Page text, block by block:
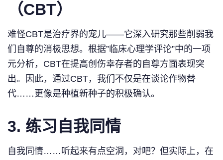
（CBT）
难怪CBT是治疗界的宠儿——它深入研究那些削弱我
们自尊的消极思想。根据”临床心理学评论”中的一项
元分析，CBT在提高创伤幸存者的自尊方面表现突
出。因此，通过CBT，我们不仅是在谈论作物替
代……更像是种植新种子的积极确认。
3. 练习自我同情
自我同情……听起来有点空洞，对吧？但实际上，在